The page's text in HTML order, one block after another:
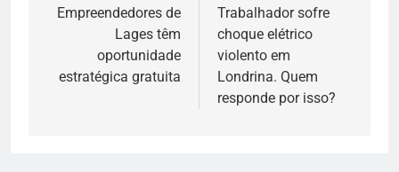
de
Empreendedores de
Lages têm
oportunidade
estratégica gratuita
Trabalhador sofre
choque elétrico
violento em
Londrina. Quem
responde por isso?